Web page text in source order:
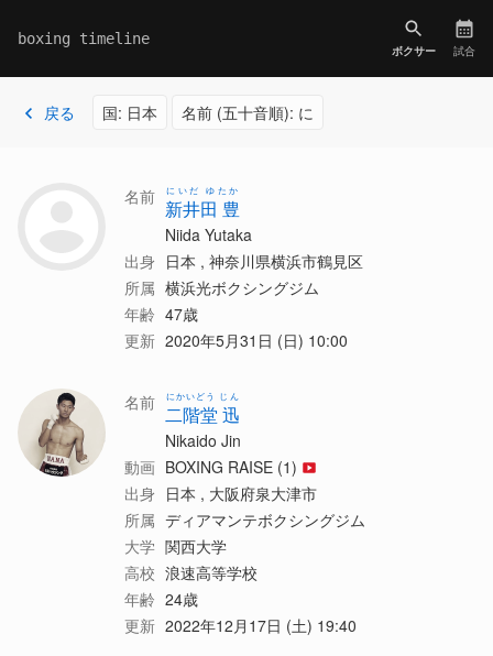
boxing timeline
ボクサー 試合
戻る 国: 日本 名前 (五十音順): に
名前 新井田 豊
にいだ ゆたか
Niida Yutaka
出身 日本 , 神奈川県横浜市鶴見区
所属 横浜光ボクシングジム
年齢 47歳
更新 2020年5月31日 (日) 10:00
名前 二階堂 迅
にかいどう じん
Nikaido Jin
動画 BOXING RAISE (1)
出身 日本 , 大阪府泉大津市
所属 ディアマンテボクシングジム
大学 関西大学
高校 浪速高等学校
年齢 24歳
更新 2022年12月17日 (土) 19:40